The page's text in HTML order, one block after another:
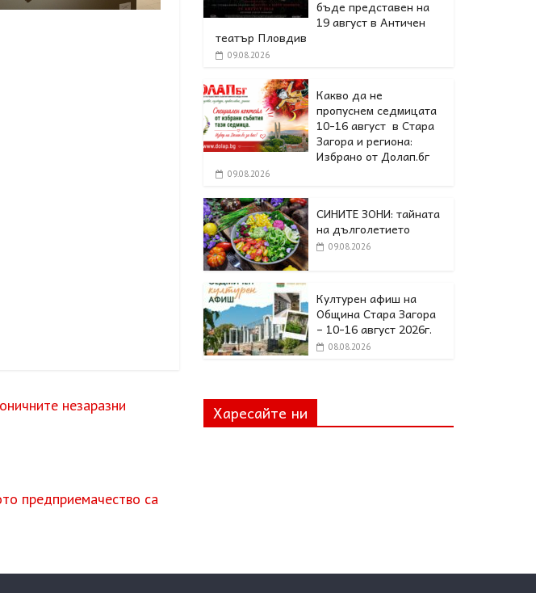
незаразни
предприемачество са
бъде представен на
19 август в Античен
театър Пловдив
09.08.2026
Какво да не
пропуснем седмицата
10-16 август в Стара
Загора и региона:
Избрано от Долап.бг
09.08.2026
СИНИТЕ ЗОНИ: тайната
на дълголетието
09.08.2026
Културен афиш на
Община Стара Загора
– 10-16 август 2026г.
08.08.2026
Харесайте ни